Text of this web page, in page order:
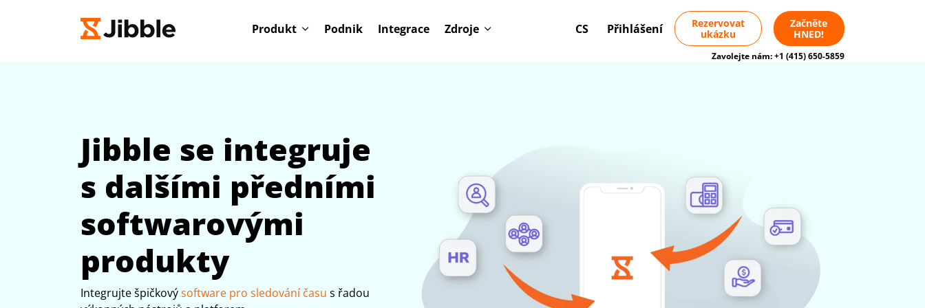
Produkt Podnik Integrace Zdroje CS Přihlášení
Rezervovat
ukázku
Začněte
HNED!
Zavolejte nám:+1 (415) 650-5859
Jibble se integruje
s dalšími předními
softwarovými
produkty
Integrujte špičkovýsoftware pro sledování času s řadou